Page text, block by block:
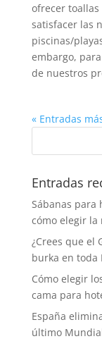
ofrecer
satisfacer las
piscinas/
embargo,
de nuestros
« Entradas
Entradas
Sábanas para
cómo elegir la
¿Crees que el
burka en toda
Cómo elegir
cama para
España
último